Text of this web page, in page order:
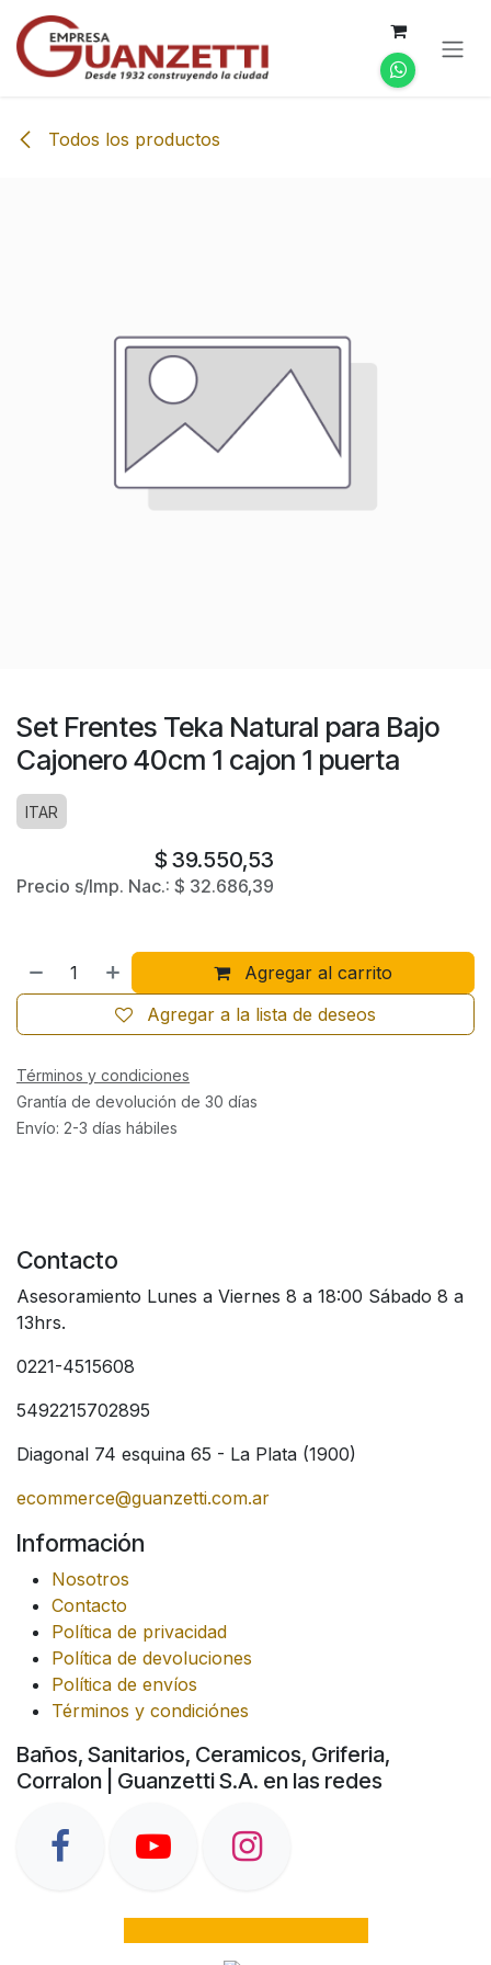
Ir al contenido
Todos los productos
Set Frentes Teka Natural para Bajo
Cajonero 40cm 1 cajon 1 puerta
ITAR
$ 39.550,53
Precio s/Imp. Nac.: $ 32.686,39
Agregar al carrito
Agregar a la lista de deseos
Términos y condiciones
Grantía de devolución de 30 días
Envío: 2-3 días hábiles
Contacto
Asesoramiento Lunes a Viernes 8 a 18:00 Sábado 8 a
13hrs.
0221-4515608
5492215702895
Diagonal 74 esquina 65 - La Plata (1900)
ecommerce@guanzetti.com.ar
Información
Nosotros
Contacto
Política de privacidad
Política de devoluciones
Política de envíos
Términos y condiciónes
Baños, Sanitarios, Ceramicos, Griferia,
Corralon | Guanzetti S.A. en las redes